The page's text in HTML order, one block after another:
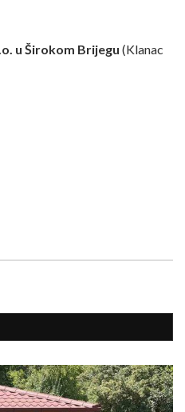
u Širokom Brijegu (Klanac